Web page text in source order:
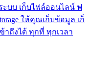
ะบบ เก็บไฟล์ออนไลน์ ฟ
ให้คุณเก็บข้อมูล เก็
าถึงได้ ทุกที่ ทุกเวลา